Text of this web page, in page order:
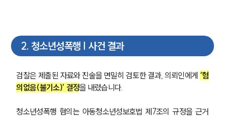
2. 청소년성폭행 | 사건 결과
검찰은 제출된 자료와 진술을 면밀히 검토한 결과, 의뢰인에게 ‘혐
의없음(불기소)’ 결정을 내렸습니다.
청소년성폭행 혐의는 아동청소년성보호법 제7조의 규정을 근거